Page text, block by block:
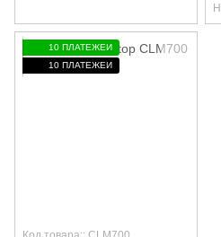
10 ПЛАТЕЖЕЙ
10 ПЛАТЕЖЕЙ